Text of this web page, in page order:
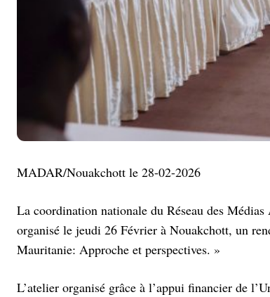
MADAR/Nouakchott le 28-02-2026
La coordination nationale du Réseau des
organisé le jeudi 26 Février à Nouakchott, un
Mauritanie: Approche et perspectives. »
L’atelier organisé grâce à l’appui financier de